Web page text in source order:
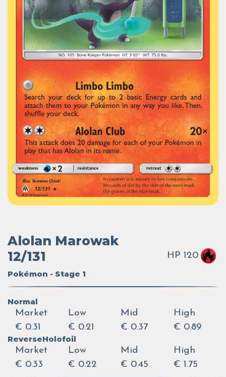
Alolan Marowak
12/131
Pokémon - Stage 1
HP 120
Normal
Market
€ 0.31
Low
€ 0.21
Mid
€ 0.37
High
€ 0.89
ReverseHolofoil
Market
€ 0.33
Low
€ 0.22
Mid
€ 0.45
High
€ 1.75